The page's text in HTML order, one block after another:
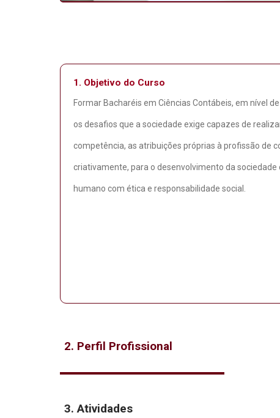
1. Objetivo do Curso
Formar Bacharéis em Ciências Contábeis, em nível
os desafios que a sociedade exige capazes de
competência, as atribuições próprias à profissão de
criativamente, para o desenvolvimento da
humano com ética e responsabilidade social.
2. Perfil Profissional
3. Atividades